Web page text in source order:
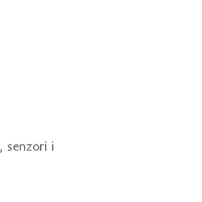
senzori i